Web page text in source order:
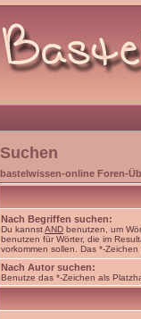
Suchen
bastelwissen-online Foren-
Nach Begriffen suchen:
Du kannstAND benutzen, um
benutzen für Wörter, die im
vorkommen sollen. Das *-
Nach Autor suchen:
Benutze das *-Zeichen als